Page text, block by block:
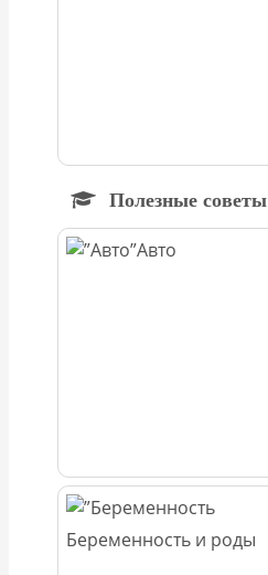
Полезные советы
Авто
Беременность и роды